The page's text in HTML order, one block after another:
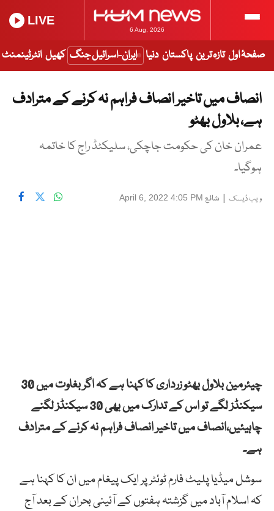
6 Aug, 2026
LIVE
صفحۂ اول تازہ ترین پاکستان دنیا ایران-اسرائیل جنگ کھیل انٹرٹینمنٹ
انصاف میں تاخیر انصاف فراہم نہ کرنے کے مترادف
ہے، بلاول بھٹو
عمران خان کی حکومت جاچکی، سلیکٹڈ راج کا خاتمہ
ہوگیا۔
ویب ڈیسک | شائع April 6, 2022 4:05 PM
چیئرمین بلاول بھٹو زرداری کا کہنا ہے کہ اگر بغاوت میں 30
سیکنڈز لگے تو اس کے تدارک میں بھی 30 سیکنڈز لگنے
چاہیئیں،انصاف میں تاخیر انصاف فراہم نہ کرنے کے مترادف
ہے۔
سوشل میڈیا پلیٹ فارم ٹوئٹر پر ایک پیغام میں ان کا کہنا ہے
کہ اسلام آباد میں گزشتہ ہفتوں کے آئینی بحران کے بعد آج